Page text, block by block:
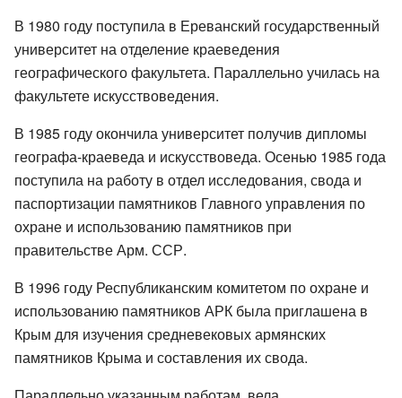
В 1980 году поступила в Ереванский государственный
университет на отделение краеведения
географического факультета. Параллельно училась на
факультете искусствоведения.
В 1985 году окончила университет получив дипломы
географа-краеведа и искусствоведа. Осенью 1985 года
поступила на работу в отдел исследования, свода и
паспортизации памятников Главного управления по
охране и использованию памятников при
правительстве Арм. ССР.
В 1996 году Республиканским комитетом по охране и
использованию памятников АРК была приглашена в
Крым для изучения средневековых армянских
памятников Крыма и составления их свода.